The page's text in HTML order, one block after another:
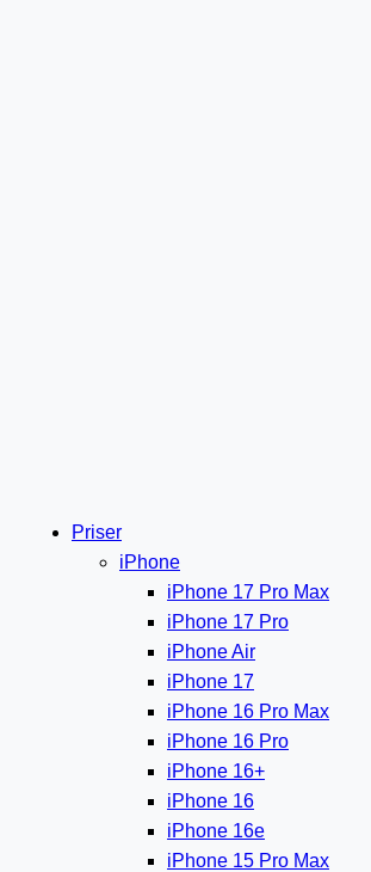
Priser
iPhone
iPhone 17 Pro Max
iPhone 17 Pro
iPhone Air
iPhone 17
iPhone 16 Pro Max
iPhone 16 Pro
iPhone 16+
iPhone 16
iPhone 16e
iPhone 15 Pro Max